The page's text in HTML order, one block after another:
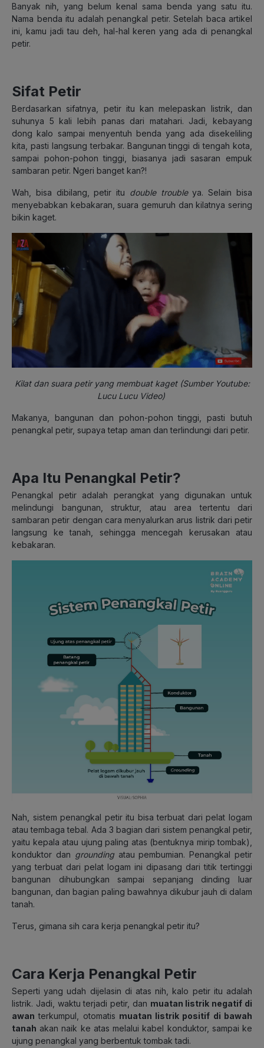
Banyak nih, yang belum kenal sama benda yang satu itu.
Nama benda itu adalah penangkal petir. Setelah baca artikel
ini, kamu jadi tau deh, hal-hal keren yang ada di penangkal
petir.
Sifat Petir
Berdasarkan sifatnya, petir itu kan melepaskan listrik, dan
suhunya 5 kali lebih panas dari matahari. Jadi, kebayang
dong kalo sampai menyentuh benda yang ada disekeliling
kita, pasti langsung terbakar. Bangunan tinggi di tengah kota,
sampai pohon-pohon tinggi, biasanya jadi sasaran empuk
sambaran petir. Ngeri banget kan?!
Wah, bisa dibilang, petir itu double troubleya. Selain bisa
menyebabkan kebakaran, suara gemuruh dan kilatnya sering
bikin kaget.
Kilat dan suara petir yang membuat kaget (Sumber Youtube:
Lucu Lucu Video)
Makanya, bangunan dan pohon-pohon tinggi, pasti butuh
penangkal petir, supaya tetap aman dan terlindungi dari petir.
Apa Itu Penangkal Petir?
Penangkal petir adalah perangkat yang digunakan untuk
melindungi bangunan, struktur, atau area tertentu dari
sambaran petir dengan cara menyalurkan arus listrik dari petir
langsung ke tanah, sehingga mencegah kerusakan atau
kebakaran.
Nah, sistem penangkal petir itu bisa terbuat dari pelat logam
atau tembaga tebal. Ada 3 bagian dari sistem penangkal petir,
yaitu kepala atau ujung paling atas (bentuknya mirip tombak),
konduktor dan groundingatau pembumian. Penangkal petir
yang terbuat dari pelat logam ini dipasang dari titik tertinggi
bangunan dihubungkan sampai sepanjang dinding luar
bangunan, dan bagian paling bawahnya dikubur jauh di dalam
tanah.
Terus, gimana sih cara kerja penangkal petir itu?
Cara Kerja Penangkal Petir
Seperti yang udah dijelasin di atas nih, kalo petir itu adalah
listrik. Jadi, waktu terjadi petir, dan muatan listrik negatif di
awan terkumpul, otomatis muatan listrik positif di bawah
tanah akan naik ke atas melalui kabel konduktor, sampai ke
ujung penangkal yang berbentuk tombak tadi.